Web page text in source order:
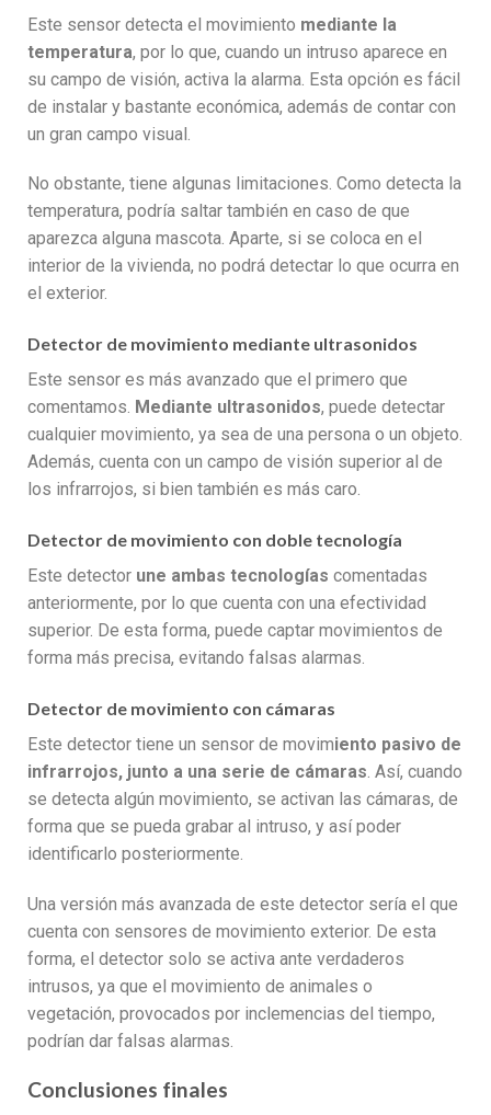
Este sensor detecta el movimiento mediante la
temperatura, por lo que, cuando un intruso aparece en
su campo de visión, activa la alarma. Esta opción es fácil
de instalar y bastante económica, además de contar con
un gran campo visual.
No obstante, tiene algunas limitaciones. Como detecta la
temperatura, podría saltar también en caso de que
aparezca alguna mascota. Aparte, si se coloca en el
interior de la vivienda, no podrá detectar lo que ocurra en
el exterior.
Detector de movimiento mediante ultrasonidos
Este sensor es más avanzado que el primero que
comentamos. Mediante ultrasonidos, puede detectar
cualquier movimiento, ya sea de una persona o un objeto.
Además, cuenta con un campo de visión superior al de
los infrarrojos, si bien también es más caro.
Detector de movimiento con doble tecnología
Este detector une ambas tecnologías comentadas
anteriormente, por lo que cuenta con una efectividad
superior. De esta forma, puede captar movimientos de
forma más precisa, evitando falsas alarmas.
Detector de movimiento con cámaras
Este detector tiene un sensor de movimiento pasivo de
infrarrojos, junto a una serie de cámaras. Así, cuando
se detecta algún movimiento, se activan las cámaras, de
forma que se pueda grabar al intruso, y así poder
identificarlo posteriormente.
Una versión más avanzada de este detector sería el que
cuenta con sensores de movimiento exterior. De esta
forma, el detector solo se activa ante verdaderos
intrusos, ya que el movimiento de animales o
vegetación, provocados por inclemencias del tiempo,
podrían dar falsas alarmas.
Conclusiones finales